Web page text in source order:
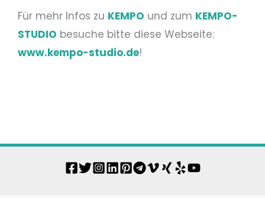
Für mehr Infos zu KEMPO und zum KEMPO-
STUDIO besuche bitte diese Webseite:
www.kempo-studio.de!